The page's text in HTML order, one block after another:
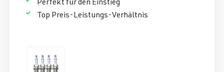
Top Preis-Leistungs-Verhältnis